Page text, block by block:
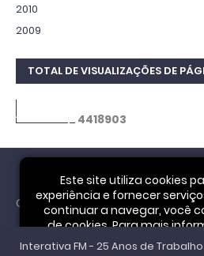
2010
2009
TOTAL DE VISUALIZAÇÕES DE
4418903
Cookie Notice
Este site utiliza cookies
experiência e fornecer
continuar a navegar, você
de cookies. Para mais
Interativa FM - 25 Anos de